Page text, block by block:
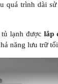
quá trình dài
lạnh được lắp
năng lưu trữ